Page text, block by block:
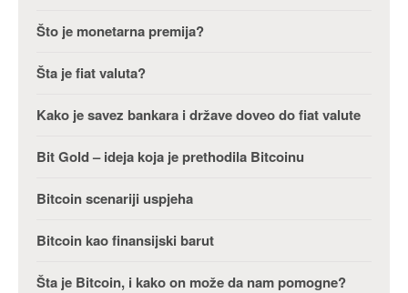
Što je monetarna premija?
Šta je fiat valuta?
Kako je savez bankara i države doveo do fiat valute
Bit Gold – ideja koja je prethodila Bitcoinu
Bitcoin scenariji uspjeha
Bitcoin kao finansijski barut
Šta je Bitcoin, i kako on može da nam pomogne?